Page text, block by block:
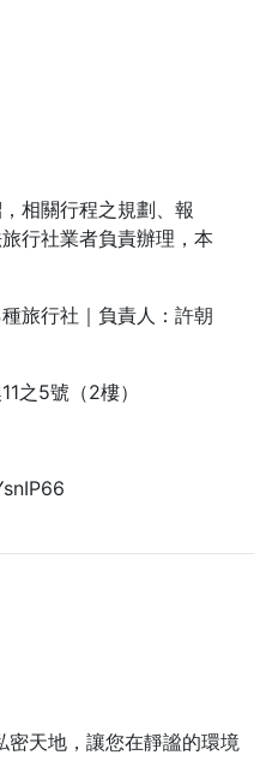
相關行程之規劃、報
行社業者負責辦理，本
旅行社｜負責人：許朝
之5號（2樓）
密天地，讓您在靜謐的環境